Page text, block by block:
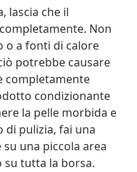
lascia che il
Non
o a fonti di calore
potrebbe causare
completamente
condizionante
la pelle morbida e
di pulizia, fai una
una piccola area
su tutta la borsa.